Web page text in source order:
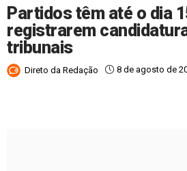
Partidos têm até o dia
registrarem
tribunais
Direto da Redação 8 de agosto de